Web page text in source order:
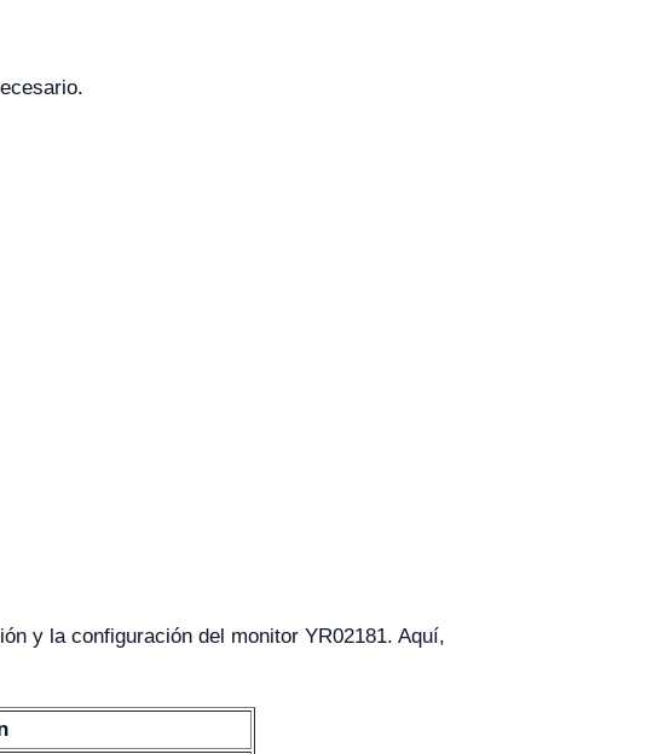
y la configuración del monitor YR02181. Aquí,